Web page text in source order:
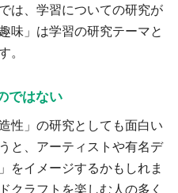
は、学習についての研究が
味」は学習の研究テーマと
。
ではない
性」の研究としても面白い
と、アーティストや有名デ
をイメージするかもしれま
クラフトを楽しむ人の多く